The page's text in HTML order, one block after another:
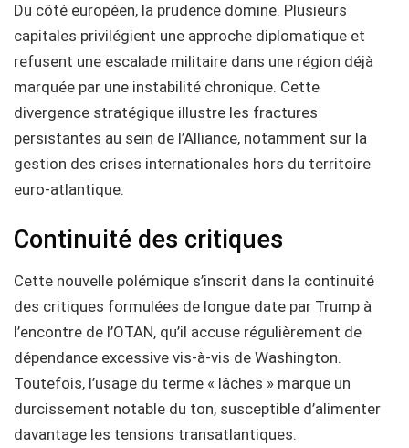
Du côté européen, la prudence domine. Plusieurs
capitales privilégient une approche diplomatique et
refusent une escalade militaire dans une région déjà
marquée par une instabilité chronique. Cette
divergence stratégique illustre les fractures
persistantes au sein de l’Alliance, notamment sur la
gestion des crises internationales hors du territoire
euro-atlantique.
Continuité des critiques
Cette nouvelle polémique s’inscrit dans la continuité
des critiques formulées de longue date par Trump à
l’encontre de l’OTAN, qu’il accuse régulièrement de
dépendance excessive vis-à-vis de Washington.
Toutefois, l’usage du terme « lâches » marque un
durcissement notable du ton, susceptible d’alimenter
davantage les tensions transatlantiques.